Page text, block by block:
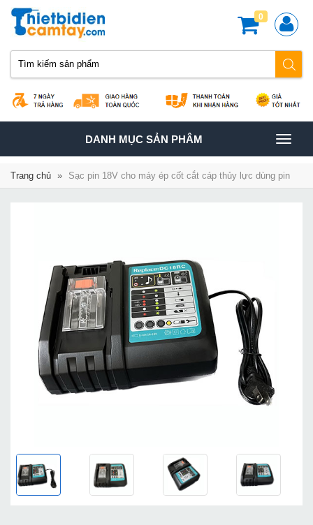
0
TOGGLE
NAVIGATION
DANH MỤC SẢN PHÂM
Trang chủ » Sạc pin 18V cho máy ép cốt cắt cáp thủy lực dùng pin